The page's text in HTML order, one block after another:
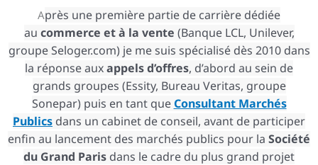
Après une première partie de carrière dédiée
au commerce et à la vente (Banque LCL, Unilever,
groupe Seloger.com) je me suis spécialisé dès 2010 dans
la réponse auxappels d’offres, d’abord au sein de
grands groupes (Essity, Bureau Veritas, groupe
Sonepar) puis en tant queConsultant Marchés
Publics dans un cabinet de conseil, avant de participer
enfin au lancement des marchés publics pour la Société
du Grand Paris dans le cadre du plus grand projet